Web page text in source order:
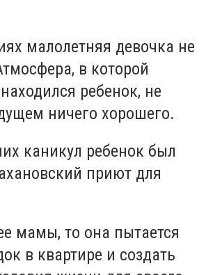
малолетняя девочка не
в которой
ребенок, не
ничего хорошего.
каникул ребенок был
приют для
мамы, то она пытается
в квартире и создать